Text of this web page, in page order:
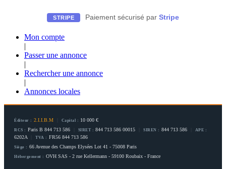
STRIPE Paiement sécurisé par Stripe
Mon compte
|
Passer une annonce
|
Rechercher une annonce
|
Annonces locales
Éditeur : 2.I.I.B.M Capital : 10 000 €
RCS : Paris B 844 713 586 SIRET : 844 713 586 00015 SIREN : 844 713 586 APE :
6202A TVA : FR56 844 713 586
Siège : 66 Avenue des Champs Elysées Lot 41 - 75008 Paris
Hébergement : OVH SAS - 2 rue Kellermann - 59100 Roubaix - France